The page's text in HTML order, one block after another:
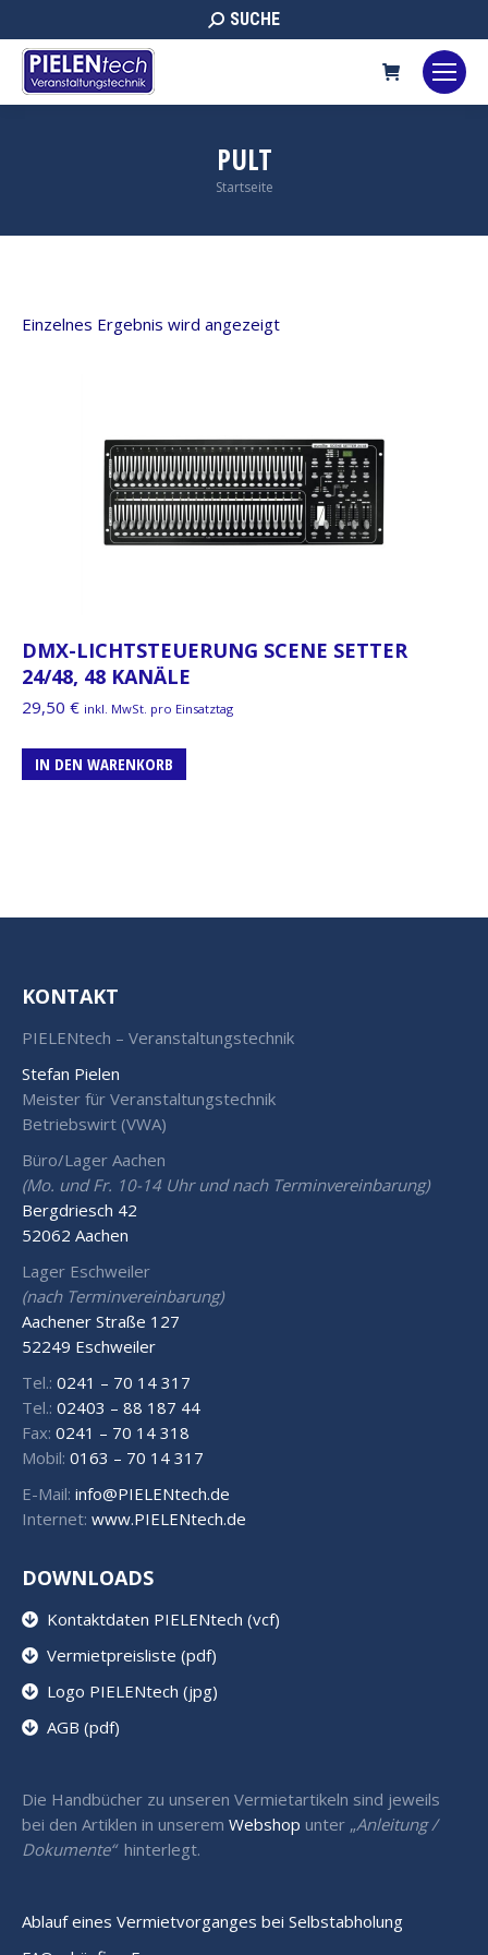
Search:
SUCHE
PULT
Sie befinden sich hier:
Startseite
Einzelnes Ergebnis wird angezeigt
DMX-LICHTSTEUERUNG SCENE SETTER
24/48, 48 KANÄLE
29,50 € inkl. MwSt. pro Einsatztag
IN DEN WARENKORB
KONTAKT
PIELENtech – Veranstaltungstechnik
Stefan Pielen
Meister für Veranstaltungstechnik
Betriebswirt (VWA)
Büro/Lager Aachen
(Mo. und Fr. 10-14 Uhr und nach Terminvereinbarung)
Bergdriesch 42
52062 Aachen
Lager Eschweiler
(nach Terminvereinbarung)
Aachener Straße 127
52249 Eschweiler
Tel.: 0241 – 70 14 317
Tel.: 02403 – 88 187 44
Fax: 0241 – 70 14 318
Mobil: 0163 – 70 14 317
E-Mail: info@PIELENtech.de
Internet: www.PIELENtech.de
DOWNLOADS
Kontaktdaten PIELENtech (vcf)
Vermietpreisliste (pdf)
Logo PIELENtech (jpg)
AGB (pdf)
Die Handbücher zu unseren Vermietartikeln sind jeweils
bei den Artiklen in unserem Webshop unter „Anleitung /
Dokumente“ hinterlegt.
Ablauf eines Vermietvorganges bei Selbstabholung